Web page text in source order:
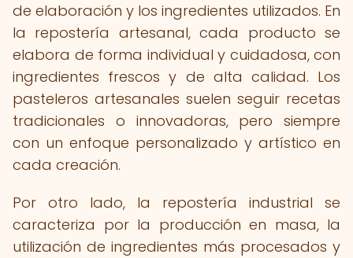
de elaboración y los ingredientes utilizados. En
la repostería artesanal, cada producto se
elabora de forma individual y cuidadosa, con
ingredientes frescos y de alta calidad. Los
pasteleros artesanales suelen seguir recetas
tradicionales o innovadoras, pero siempre
con un enfoque personalizado y artístico en
cada creación.
Por otro lado, la repostería industrial se
caracteriza por la producción en masa, la
utilización de ingredientes más procesados y